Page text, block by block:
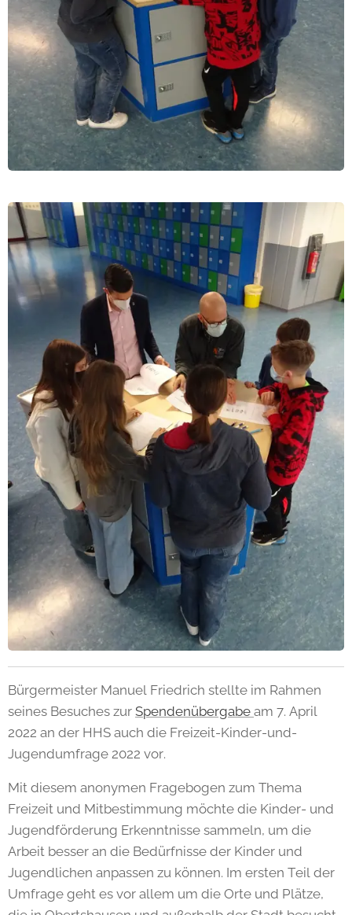
Bürgermeister Manuel Friedrich stellte im Rahmen
seines Besuches zur Spendenübergabe am 7. April
2022 an der HHS auch die Freizeit-Kinder-und-
Jugendumfrage 2022 vor.
Mit diesem anonymen Fragebogen zum Thema
Freizeit und Mitbestimmung möchte die Kinder- und
Jugendförderung Erkenntnisse sammeln, um die
Arbeit besser an die Bedürfnisse der Kinder und
Jugendlichen anpassen zu können. Im ersten Teil der
Umfrage geht es vor allem um die Orte und Plätze,